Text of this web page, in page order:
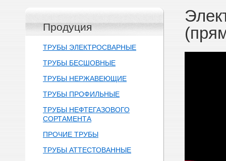
Продуция
ТРУБЫ ЭЛЕКТРОСВАРНЫЕ
ТРУБЫ БЕСШОВНЫЕ
ТРУБЫ НЕРЖАВЕЮЩИЕ
ТРУБЫ ПРОФИЛЬНЫЕ
ТРУБЫ НЕФТЕГАЗОВОГО
СОРТАМЕНТА
ПРОЧИЕ ТРУБЫ
ТРУБЫ АТТЕСТОВАННЫЕ